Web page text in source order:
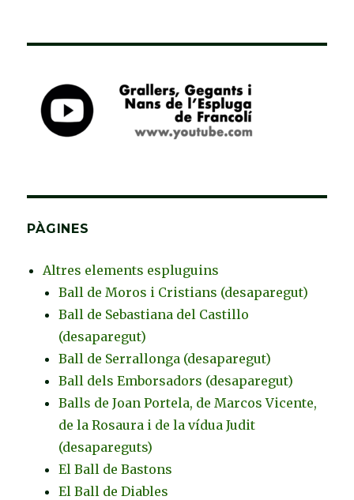
PÀGINES
Altres elements espluguins
Ball de Moros i Cristians (desaparegut)
Ball de Sebastiana del Castillo
(desaparegut)
Ball de Serrallonga (desaparegut)
Ball dels Emborsadors (desaparegut)
Balls de Joan Portela, de Marcos Vicente,
de la Rosaura i de la vídua Judit
(desapareguts)
El Ball de Bastons
El Ball de Diables